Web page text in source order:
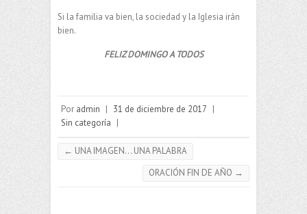
Si la familia va bien, la sociedad y la Iglesia irán
bien.
FELIZ DOMINGO A TODOS
Por admin | 31 de diciembre de 2017 |
Sin categoría |
← UNA IMAGEN… UNA PALABRA
ORACIÓN FIN DE AÑO →